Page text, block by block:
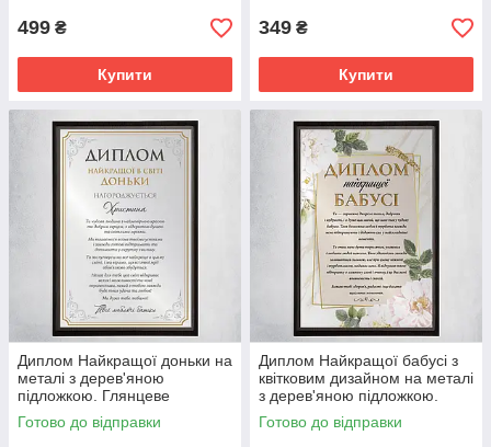
499 ₴
Купити
349 ₴
Купити
Диплом Найкращої доньки на
металі з дерев'яною
підложкою. Глянцеве
покриття
Готово до відправки
Диплом Найкращої бабусі з
квітковим дизайном на металі
з дерев'яною підложкою.
Глянцеве покриття
Готово до відправки